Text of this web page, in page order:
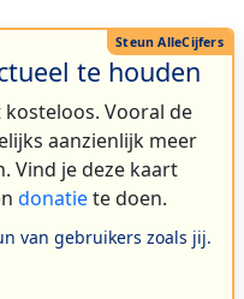
te houden
Vooral de
aanzienlijk meer
Vind je deze kaart
donatiete doen.
van gebruikers zoals jij.